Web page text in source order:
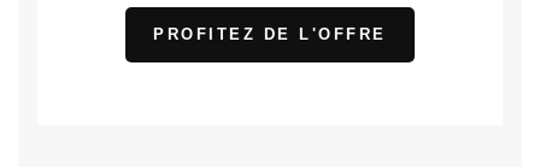
PROFITEZ DE L'OFFRE